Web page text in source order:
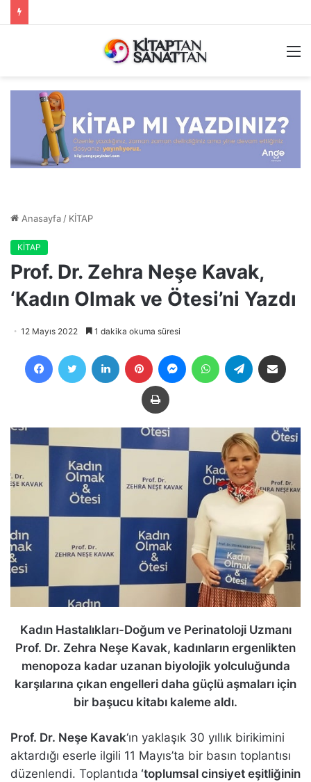
Anasayfa / KİTAP
KİTAP
Prof. Dr. Zehra Neşe Kavak,
‘Kadın Olmak ve Ötesi’ni Yazdı
12 Mayıs 2022 1 dakika okuma süresi
FacebookTwitter LinkedIn Pinterest MessengerWhatsAppTelegram
Yazdır
Kadın Hastalıkları-Doğum ve Perinatoloji Uzmanı
Prof. Dr. Zehra Neşe Kavak, kadınların ergenlikten
menopoza kadar uzanan biyolojik yolculuğunda
karşılarına çıkan engelleri daha güçlü aşmaları için
bir başucu kitabı kaleme aldı.
Prof. Dr. Neşe Kavak‘ın yaklaşık 30 yıllık birikimini
aktardığı eserle ilgili 11 Mayıs’ta bir basın toplantısı
düzenlendi. Toplantıda ‘toplumsal cinsiyet eşitliğinin